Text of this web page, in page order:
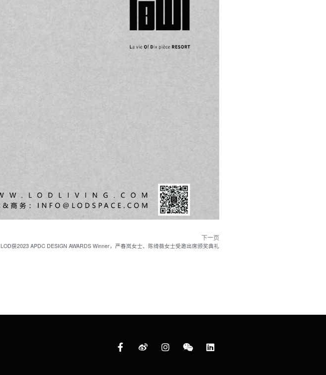
下一页
LOD获2023 APDC DESIGN AWARDS Winner，严春岚女士、陈绮薇女士受邀出席颁奖典礼